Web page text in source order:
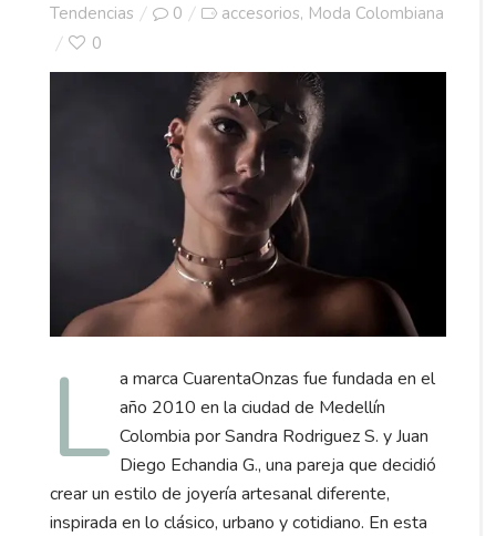
on
Tendencias
0 accesorios, Moda Colombiana
0
L a marca CuarentaOnzas fue fundada en el
año 2010 en la ciudad de Medellín
Colombia por Sandra Rodriguez S. y Juan
Diego Echandia G., una pareja que decidió
crear un estilo de joyería artesanal diferente,
inspirada en lo clásico, urbano y cotidiano. En esta